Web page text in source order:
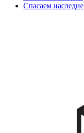
Спасаем наследие